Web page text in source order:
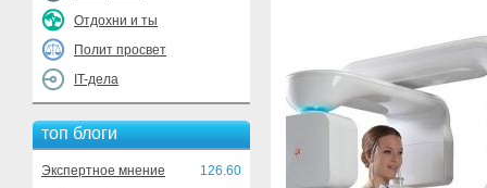
Отдохни и ты
Полит просвет
IT-дела
топ блоги
Экспертное мнение
126.60